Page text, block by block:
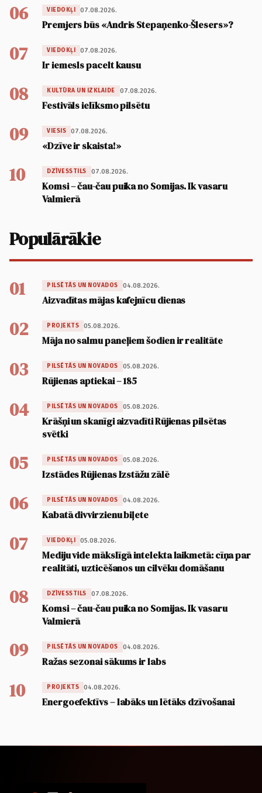
06 VIEDOKĻI 07.08.2026.
Premjers būs «Andris Stepaņenko-Šlesers»?
07 VIEDOKĻI 07.08.2026.
Ir iemesls pacelt kausu
08 KULTŪRA UN IZKLAIDE 07.08.2026.
Festivāls ielīksmo pilsētu
09 VIESIS 07.08.2026.
«Dzīve ir skaista!»
10 DZĪVESSTILS 07.08.2026.
Komsi – čau-čau puika no Somijas. Ik vasaru
Valmierā
Populārākie
01 PILSĒTĀS UN NOVADOS 04.08.2026.
Aizvadītas mājas kafejnīcu dienas
02 PROJEKTS 05.08.2026.
Māja no salmu paneļiem šodien ir realitāte
03 PILSĒTĀS UN NOVADOS 05.08.2026.
Rūjienas aptiekai – 185
04 PILSĒTĀS UN NOVADOS 05.08.2026.
Krāšņi un skanīgi aizvadīti Rūjienas pilsētas
svētki
05 PILSĒTĀS UN NOVADOS 05.08.2026.
Izstādes Rūjienas Izstāžu zālē
06 PILSĒTĀS UN NOVADOS 04.08.2026.
Kabatā divvirzienu biļete
07 VIEDOKĻI 05.08.2026.
Mediju vide mākslīgā intelekta laikmetā: cīņa par
realitāti, uzticēšanos un cilvēku domāšanu
08 DZĪVESSTILS 07.08.2026.
Komsi – čau-čau puika no Somijas. Ik vasaru
Valmierā
09 PILSĒTĀS UN NOVADOS 04.08.2026.
Ražas sezonai sākums ir labs
10 PROJEKTS 04.08.2026.
Energoefektīvs – labāks un lētāks dzīvošanai